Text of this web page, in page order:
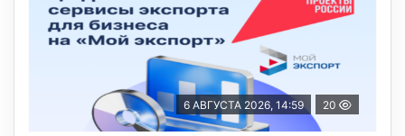
6 АВГУСТА 2026, 14:59 20